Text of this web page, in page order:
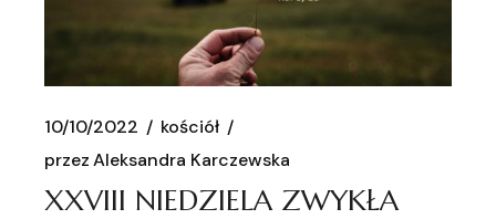
10/10/2022
kościół
przez Aleksandra Karczewska
XXVIII NIEDZIELA ZWYKŁA